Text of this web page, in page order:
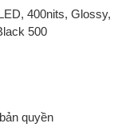
400nits, Glossy,
500
quyền